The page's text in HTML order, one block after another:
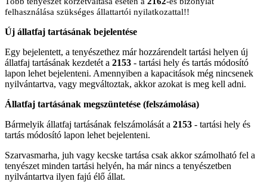
felhasználása szükséges állattartói nyilatkozattal!!
Új állatfaj tartásának bejelentése
Egy bejelentett, a tenyészethez már hozzárendelt tartási helyen új
állatfaj tartásának kezdetét a 2153 - tartási hely és tartás módosító
lapon lehet bejelenteni. Amennyiben a kapacitások még nincsenek
nyilvántartva, vagy megváltoztak, akkor azokat is meg kell adni.
Állatfaj tartásának megszüntetése (felszámolása)
Bármelyik állatfaj tartásának felszámolását a 2153 - tartási hely és
tartás módosító lapon lehet bejelenteni.
Szarvasmarha, juh vagy kecske tartása csak akkor számolható fel a
tenyészet minden tartási helyén, ha már nincs a tenyészetben
nyilvántartva ilyen fajú élő állat.